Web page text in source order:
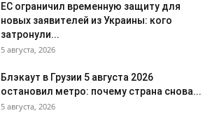
ЕС ограничил временную защиту для
новых заявителей из Украины: кого
затронули...
5 августа, 2026
Блэкаут в Грузии 5 августа 2026
остановил метро: почему страна снова...
5 августа, 2026